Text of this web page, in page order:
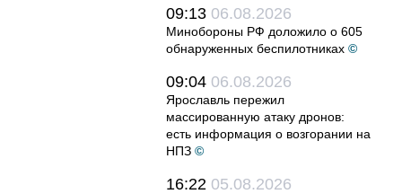
09:13 06.08.2026
Минобороны РФ доложило о 605
обнаруженных беспилотниках ©
09:04 06.08.2026
Ярославль пережил
массированную атаку дронов:
есть информация о возгорании на
НПЗ ©
16:22 05.08.2026